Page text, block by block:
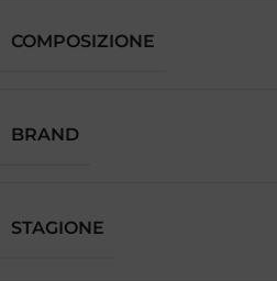
COMPOSIZIONE
BRAND
STAGIONE